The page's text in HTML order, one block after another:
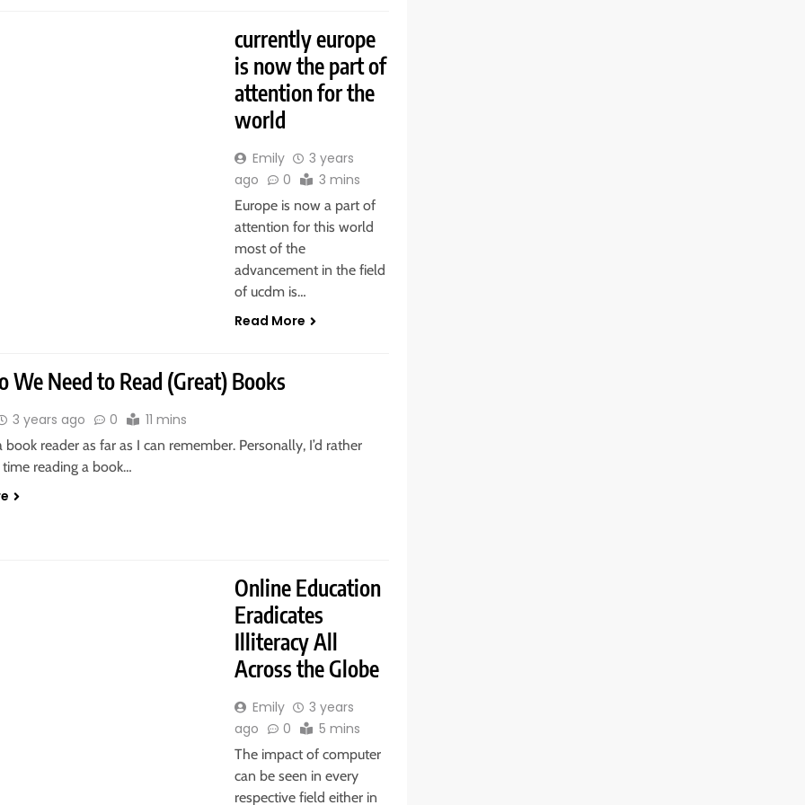
currently europe
is now the part of
attention for the
world
Emily
3 years
ago
0 3 mins
Europe is now a part of
attention for this world
most of the
advancement in the field
of ucdm is…
Read More
We Need to Read (Great) Books
3 years ago 0 11 mins
book reader as far as I can remember. Personally, I’d rather
reading a book…
Online Education
Eradicates
Illiteracy All
Across the Globe
Emily
3 years
ago
0 5 mins
The impact of computer
can be seen in every
respective field either in